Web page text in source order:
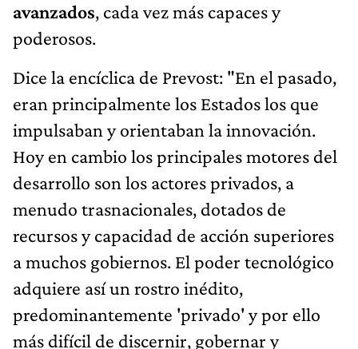
avanzados, cada vez más capaces y
poderosos.
Dice la encíclica de Prevost: "En el pasado,
eran principalmente los Estados los que
impulsaban y orientaban la innovación.
Hoy en cambio los principales motores del
desarrollo son los actores privados, a
menudo trasnacionales, dotados de
recursos y capacidad de acción superiores
a muchos gobiernos. El poder tecnológico
adquiere así un rostro inédito,
predominantemente 'privado' y por ello
más difícil de discernir, gobernar y